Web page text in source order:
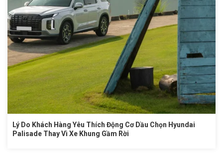
Lý Do Khách Hàng Yêu Thích Động Cơ Dầu Chọn Hyundai
Palisade Thay Vì Xe Khung Gầm Rời